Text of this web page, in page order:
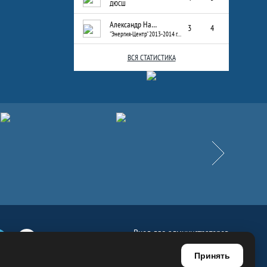
ДЮСШ
Александр Назаров 3 4
"Энергия-Центр" 2013-2014 г.р.
ВСЯ СТАТИСТИКА
Вперёд
Вход для администраторов
Регистрация для администраторов
Принять